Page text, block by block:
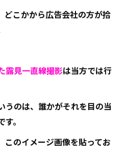
どこかから広告会社の方が拾
露見一直線撮影は当方では行
うのは、誰かがそれを目の当
。
このイメージ画像を貼ってお